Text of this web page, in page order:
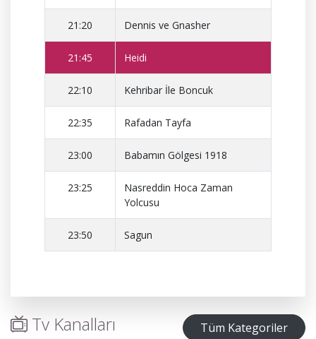
21:20 Dennis ve Gnasher
21:45 Heidi
22:10 Kehribar İle Boncuk
22:35 Rafadan Tayfa
23:00 Babamın Gölgesi 1918
23:25
Nasreddin Hoca Zaman
Yolcusu
23:50 Sagun
Tüm Kategoriler
Tv Kanalları